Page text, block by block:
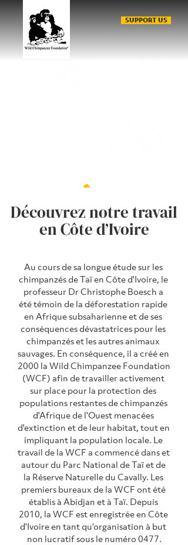
SUPPORT US
Découvrez notre travail
en Côte d’Ivoire
Au cours de sa longue étude sur les
chimpanzés de Taï en Côte d'Ivoire, le
professeur Dr Christophe Boesch a
été témoin de la déforestation rapide
en Afrique subsaharienne et de ses
conséquences dévastatrices pour les
chimpanzés et les autres animaux
sauvages. En conséquence, il a créé en
2000 la Wild Chimpanzee Foundation
(WCF) afin de travailler activement
sur place pour la protection des
populations restantes de chimpanzés
d'Afrique de l'Ouest menacées
d'extinction et de leur habitat, tout en
impliquant la population locale. Le
travail de la WCF a commencé dans et
autour du Parc National de Taï et de
la Réserve Naturelle du Cavally. Les
premiers bureaux de la WCF ont été
établis à Abidjan et à Taï. Depuis
2010, la WCF est enregistrée en Côte
d'Ivoire en tant qu'organisation à but
non lucratif sous le numéro 0477.